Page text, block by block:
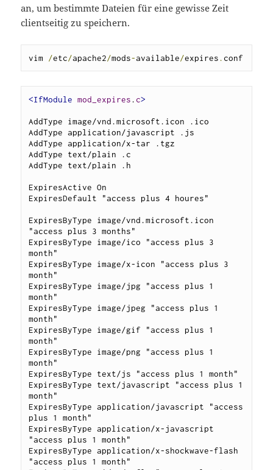
an, um bestimmte Dateien für eine gewisse Zeit
clientseitig zu speichern.
vim /etc/apache2/mods-available/expires .conf
<IfModule mod_expires .c>
AddType image/vnd.microsoft.icon .ico
AddType application/javascript .js
AddType application/x-tar .tgz
AddType text/plain .c
AddType text/plain .h
ExpiresActive On
ExpiresDefault "access plus 4 houres"
ExpiresByType image/vnd.microsoft.icon
"access plus 3 months"
ExpiresByType image/ico "access plus 3
month"
ExpiresByType image/x-icon "access plus 3
month"
ExpiresByType image/jpg "access plus 1
month"
ExpiresByType image/jpeg "access plus 1
month"
ExpiresByType image/gif "access plus 1
month"
ExpiresByType image/png "access plus 1
month"
ExpiresByType text/js "access plus 1 month"
ExpiresByType text/javascript "access plus 1
month"
ExpiresByType application/javascript "access
plus 1 month"
ExpiresByType application/x-javascript
"access plus 1 month"
ExpiresByType application/x-shockwave-flash
"access plus 1 month"